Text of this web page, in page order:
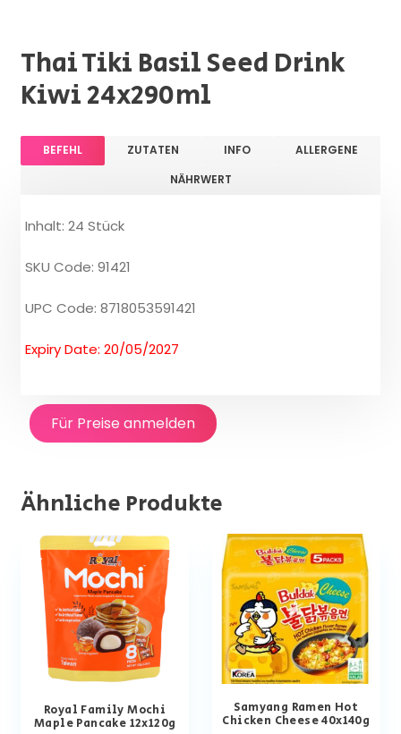
Thai Tiki Basil Seed Drink
Kiwi 24x290ml
BEFEHL ZUTATEN INFO
ALLERGENE
NÄHRWERT
Inhalt: 24 Stück
SKU Code: 91421
UPC Code: 8718053591421
Expiry Date: 20/05/2027
Für Preise anmelden
Ähnliche Produkte
Royal Family Mochi
Maple Pancake 12x120g
Samyang Ramen Hot
Chicken Cheese 40x140g